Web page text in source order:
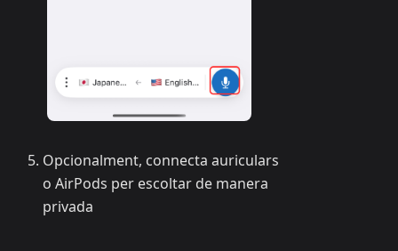
Opcionalment, connecta auriculars
o AirPods per escoltar de manera
privada